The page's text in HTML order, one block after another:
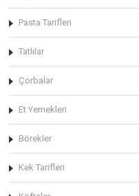
Pasta Tarifleri
Tatlılar
Çorbalar
Et Yemekleri
Börekler
Kek Tarifleri